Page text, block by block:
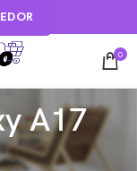
0
A17